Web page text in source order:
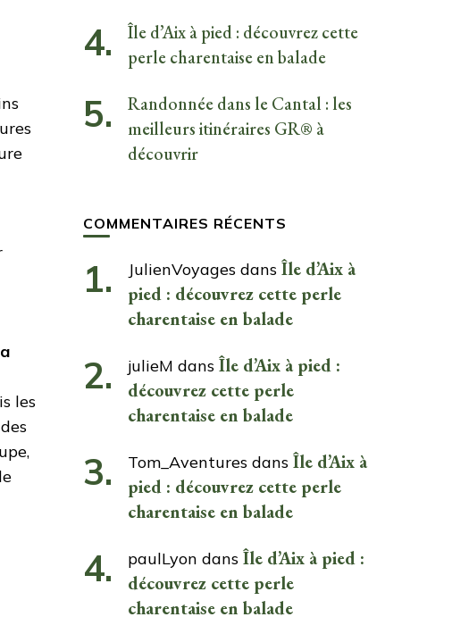
les
Île d’Aix à pied : découvrez cette
perle charentaise en balade
Randonnée dans le Cantal : les
meilleurs itinéraires GR® à
découvrir
COMMENTAIRES RÉCENTS
JulienVoyagesdans Île d’Aix à
pied : découvrez cette perle
charentaise en balade
julieM dans Île d’Aix à pied :
découvrez cette perle
charentaise en balade
Tom_Aventuresdans Île d’Aix à
pied : découvrez cette perle
charentaise en balade
paulLyon dans Île d’Aix à pied :
découvrez cette perle
charentaise en balade